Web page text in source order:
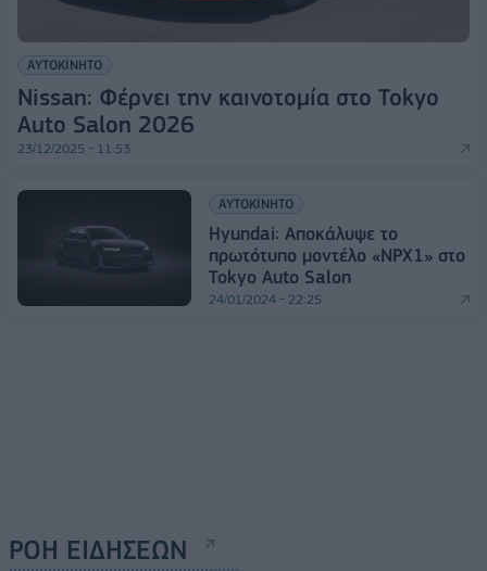
ΑΥΤΟΚΙΝΗΤΟ
Nissan: Φέρνει την καινοτομία στο Tokyo
Auto Salon 2026
23/12/2025 - 11:53
ΑΥΤΟΚΙΝΗΤΟ
Hyundai: Αποκάλυψε το
πρωτότυπο μοντέλο «NPX1» στο
Tokyo Auto Salon
24/01/2024 - 22:25
ΡΟΗ ΕΙΔΗΣΕΩΝ